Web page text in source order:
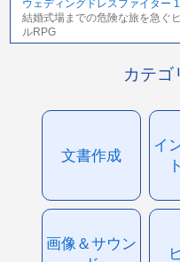
ウェディングドレスファイター
結婚式場までの危険な旅を急ぐ
ルRPG
カテゴ
文書作成
イ
画像＆サウン